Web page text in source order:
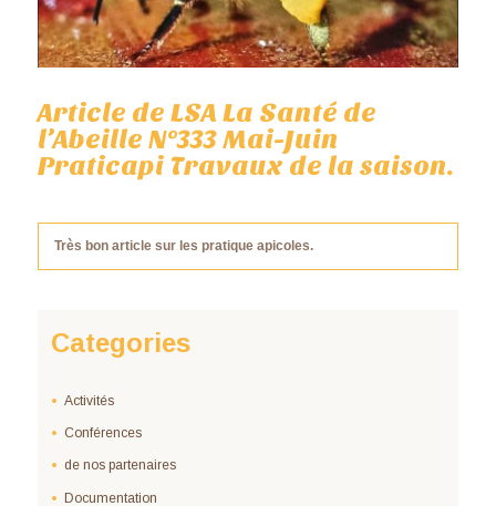
Article de LSA La Santé de
l’Abeille N°333 Mai-Juin
Praticapi Travaux de la saison.
Très bon article sur les pratique apicoles.
Categories
Activités
Conférences
de nos partenaires
Documentation